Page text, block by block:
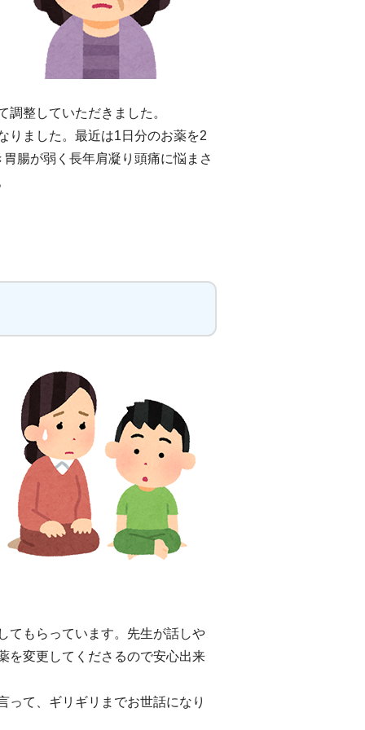
整していただきました。
りました。最近は1日分のお薬を2
腸が弱く長年肩凝り頭痛に悩まさ
てもらっています。先生が話しや
を変更してくださるので安心出来
って、ギリギリまでお世話になり